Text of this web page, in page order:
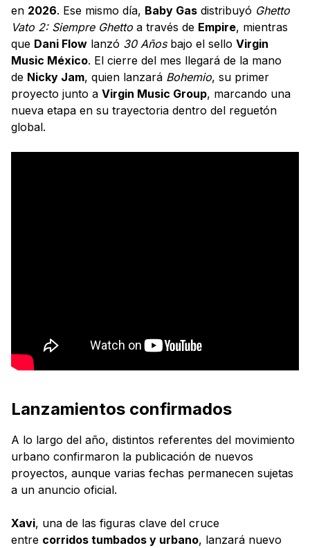
en 2026. Ese mismo día, Baby Gas distribuyó Ghetto
Vato 2: Siempre Ghetto a través de Empire, mientras
que Dani Flow lanzó 30 Añosbajo el sello Virgin
Music México. El cierre del mes llegará de la mano
de Nicky Jam, quien lanzará Bohemio, su primer
proyecto junto a Virgin Music Group, marcando una
nueva etapa en su trayectoria dentro del reguetón
global.
Lanzamientos confirmados
A lo largo del año, distintos referentes del movimiento
urbano confirmaron la publicación de nuevos
proyectos, aunque varias fechas permanecen sujetas
a un anuncio oficial.
Xavi, una de las figuras clave del cruce
entre corridos tumbados y urbano, lanzará nuevo